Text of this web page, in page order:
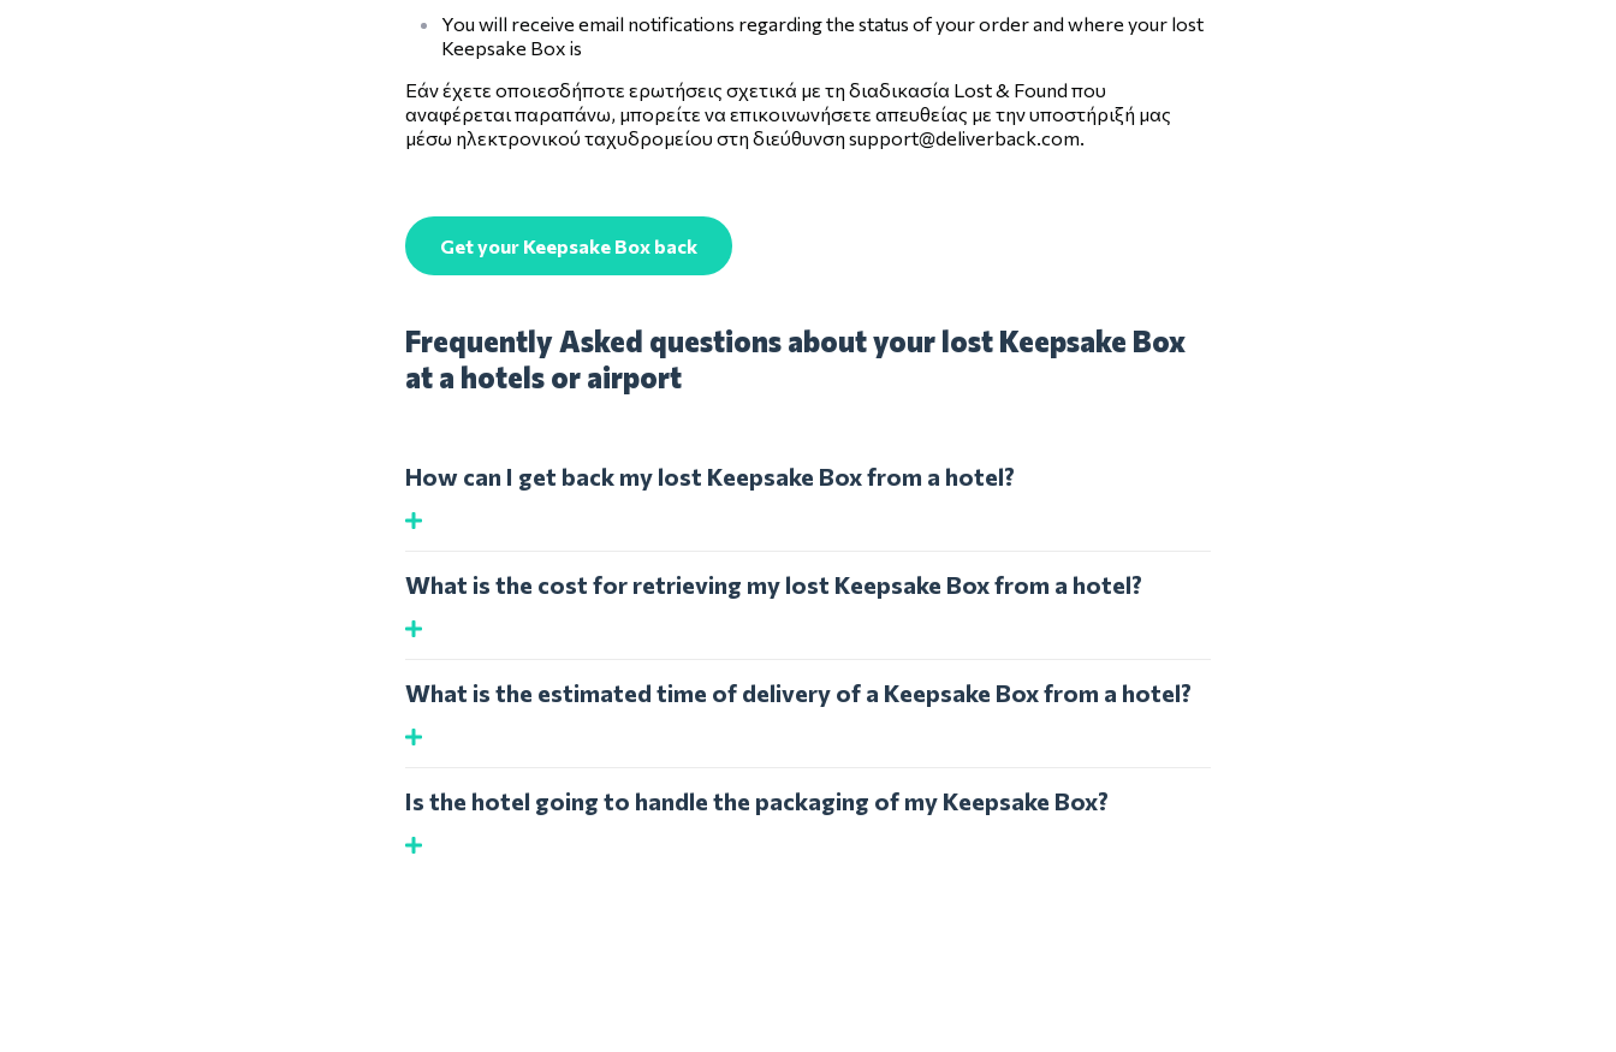
You will receive email notifications regarding the status of your order and where your lost
Keepsake Box is
Εάν έχετε οποιεσδήποτε ερωτήσεις σχετικά με τη διαδικασία Lost & Found που
αναφέρεται παραπάνω, μπορείτε να επικοινωνήσετε απευθείας με την υποστήριξή μας
μέσω ηλεκτρονικού ταχυδρομείου στη διεύθυνσηsupport@deliverback.com.
Get your Keepsake Box back
Frequently Asked questions about your lost Keepsake Box
at a hotels or airport
How can I get back my lost Keepsake Box from a hotel?
What is the cost for retrieving my lost Keepsake Box from a hotel?
What is the estimated time of delivery of a Keepsake Box from a hotel?
Is the hotel going to handle the packaging of my Keepsake Box?